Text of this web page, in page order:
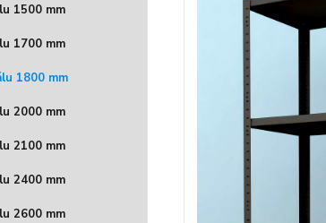
1500 mm
1700 mm
1800 mm
2000 mm
2100 mm
2400 mm
2600 mm